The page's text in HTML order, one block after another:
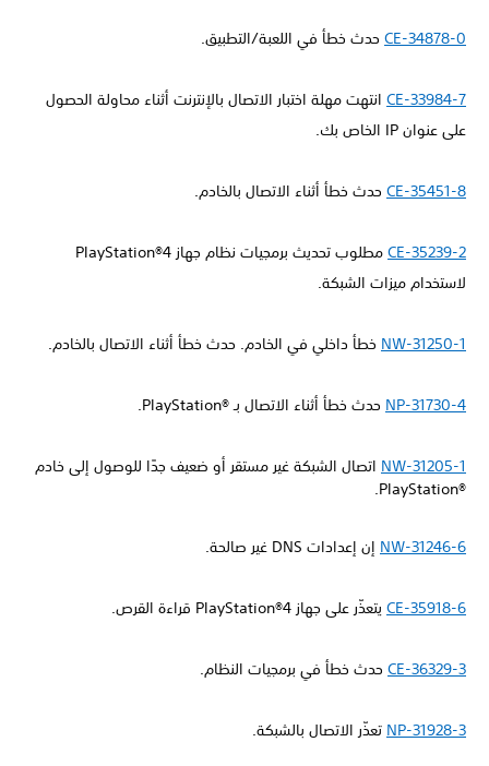
CE-34878-0 حدث خطأ في اللعبة/التطبيق.
CE-33984-7 انتهت مهلة اختبار الاتصال بالإنترنت أثناء محاولة الحصول
على عنوان IP الخاص بك.
CE-35451-8 حدث خطأ أثناء الاتصال بالخادم.
CE-35239-2
مطلوب تحديث برمجيات نظام جهاز PlayStation®4
لاستخدام ميزات الشبكة.
NW-31250-1 خطأ داخلي في الخادم. حدث خطأ أثناء الاتصال بالخادم.
NP-31730-4 حدث خطأ أثناء الاتصال بـ PlayStation®‎.
NW-31205-1 اتصال الشبكة غير مستقر أو ضعيف جدًا للوصول إلى خادم
PlayStation®‎.
NW-31246-6 إن إعدادات DNS غير صالحة.
CE-35918-6 يتعذّر على جهاز PlayStation®4 قراءة القرص.
CE-36329-3 حدث خطأ في برمجيات النظام.
NP-31928-3 تعذّر الاتصال بالشبكة.